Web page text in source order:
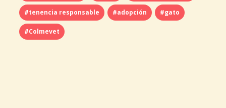
#tenencia responsable #adopción #gato
#Colmevet